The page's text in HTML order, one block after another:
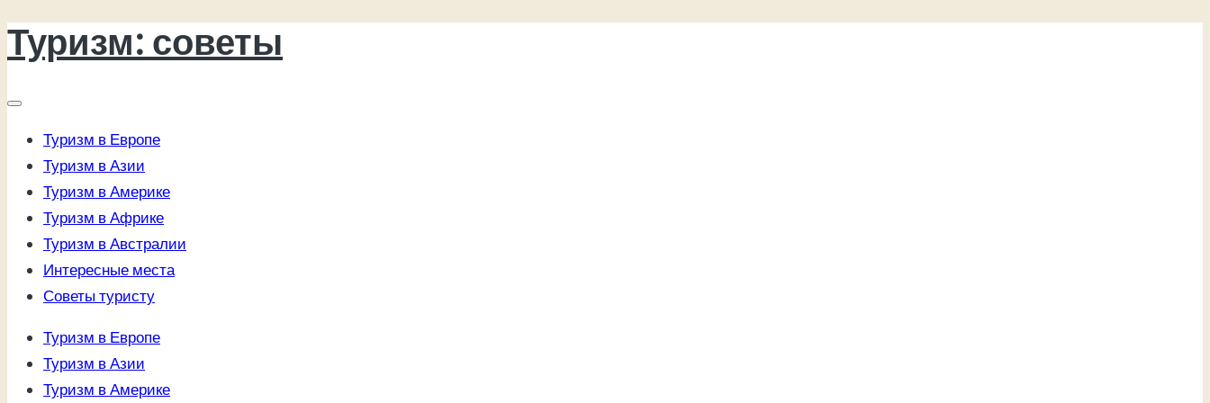
Перейти
к
Туризм: советы
Туризм в Европе
Туризм в Азии
Туризм в Америке
Туризм в Африке
Туризм в Австралии
Интересные места
Советы туристу
Туризм в Европе
Туризм в Азии
Туризм в Америке